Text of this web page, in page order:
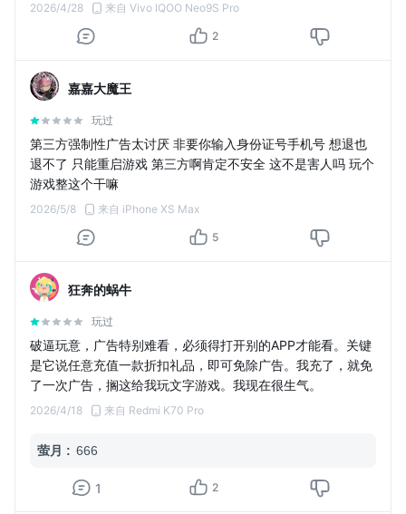
2026/4/28 来自 Vivo IQOO Neo9S Pro
2
嘉嘉大魔王
玩过
第三方强制性广告太讨厌 非要你输入身份证号手机号 想退也
退不了 只能重启游戏 第三方啊肯定不安全 这不是害人吗 玩个
游戏整这个干嘛
2026/5/8 来自 iPhone XS Max
5
狂奔的蜗牛
玩过
破逼玩意，广告特别难看，必须得打开别的APP才能看。关键
是它说任意充值一款折扣礼品，即可免除广告。我充了，就免
了一次广告，搁这给我玩文字游戏。我现在很生气。
2026/4/18 来自 Redmi K70 Pro
萤月 : 666
1 2